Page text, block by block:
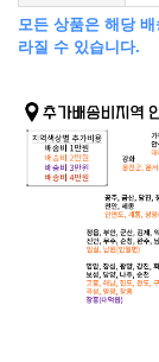
모든 상품은 해당
라질 수 있습니다.